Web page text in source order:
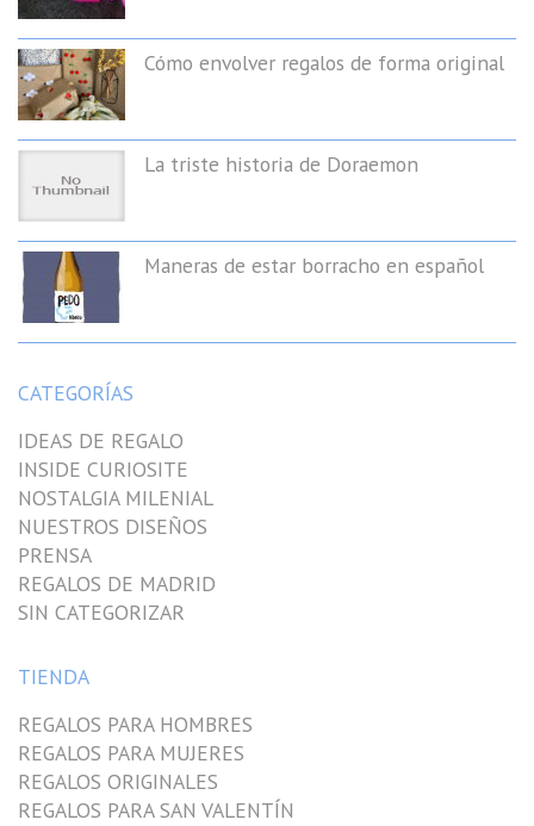
Cómo envolver regalos de forma original
La triste historia de Doraemon
Maneras de estar borracho en español
CATEGORÍAS
IDEAS DE REGALO
INSIDE CURIOSITE
NOSTALGIA MILENIAL
NUESTROS DISEÑOS
PRENSA
REGALOS DE MADRID
SIN CATEGORIZAR
TIENDA
REGALOS PARA HOMBRES
REGALOS PARA MUJERES
REGALOS ORIGINALES
REGALOS PARA SAN VALENTÍN